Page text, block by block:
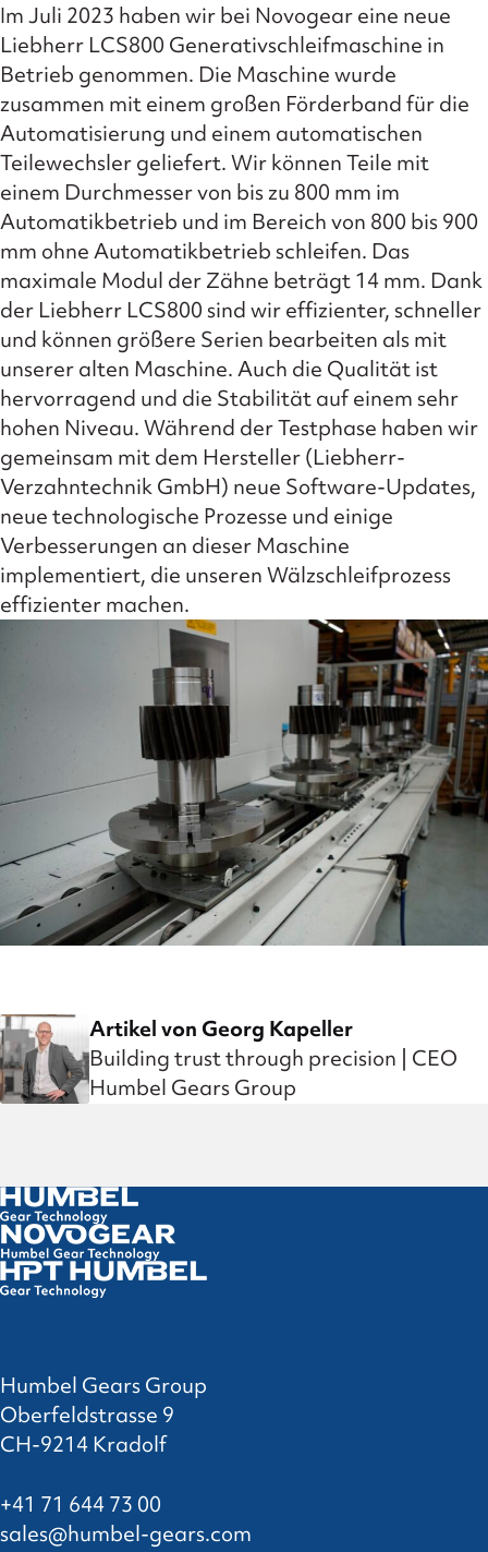
Im Juli 2023 haben wir bei Novogear eine neue
Liebherr LCS800 Generativschleifmaschine in
Betrieb genommen. Die Maschine wurde
zusammen mit einem großen Förderband für die
Automatisierung und einem automatischen
Teilewechsler geliefert. Wir können Teile mit
einem Durchmesser von bis zu 800 mm im
Automatikbetrieb und im Bereich von 800 bis 900
mm ohne Automatikbetrieb schleifen. Das
maximale Modul der Zähne beträgt 14 mm. Dank
der Liebherr LCS800 sind wir effizienter, schneller
und können größere Serien bearbeiten als mit
unserer alten Maschine. Auch die Qualität ist
hervorragend und die Stabilität auf einem sehr
hohen Niveau. Während der Testphase haben wir
gemeinsam mit dem Hersteller (Liebherr-
Verzahntechnik GmbH) neue Software-Updates,
neue technologische Prozesse und einige
Verbesserungen an dieser Maschine
implementiert, die unseren Wälzschleifprozess
effizienter machen.
Artikel von Georg Kapeller
Building trust through precision | CEO
Humbel Gears Group
Humbel Gears Group
Oberfeldstrasse 9
CH-9214 Kradolf
+41 71 644 73 00
sales@humbel-gears.com